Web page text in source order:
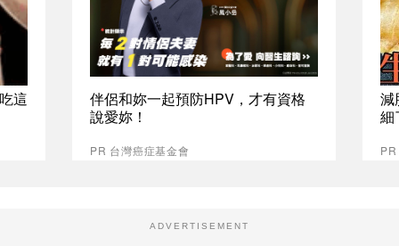
這
伴侶和妳一起預防HPV，才有資格
說愛妳！
PR 台灣癌症基金會
減
細
ADVERTISEMENT